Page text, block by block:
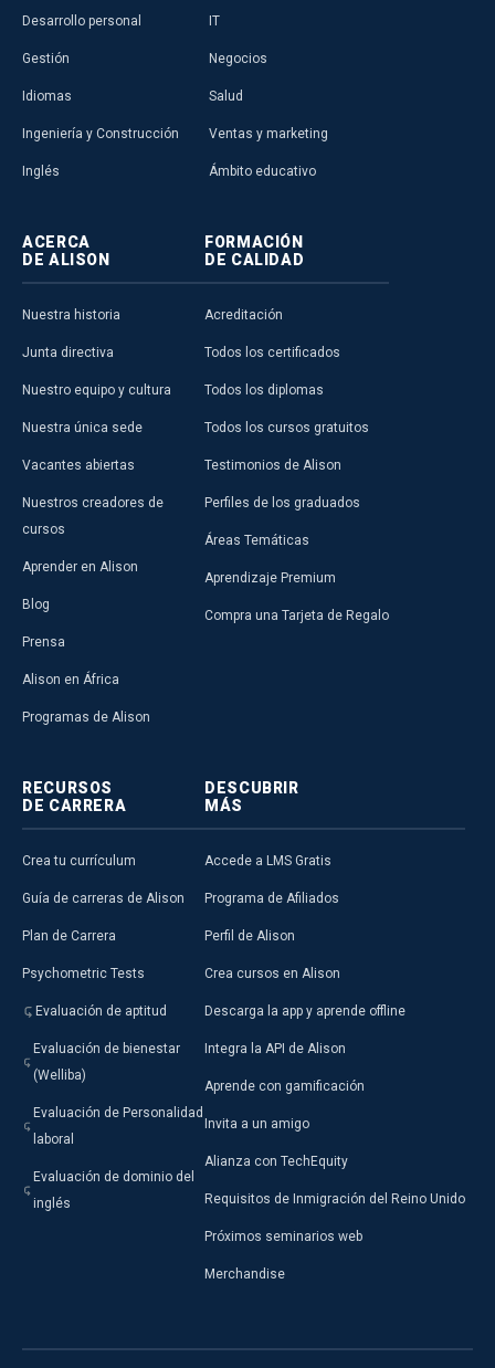
Desarrollo personal
Gestión
Idiomas
Ingeniería y Construcción
Inglés
IT
Negocios
Salud
Ventas y marketing
Ámbito educativo
ACERCA
DE ALISON
Nuestra historia
Junta directiva
Nuestro equipo y cultura
Nuestra única sede
Vacantes abiertas
Nuestros creadores de
cursos
Aprender en Alison
Blog
Prensa
Alison en África
Programas de Alison
FORMACIÓN
DE CALIDAD
Acreditación
Todos los certificados
Todos los diplomas
Todos los cursos gratuitos
Testimonios de Alison
Perfiles de los graduados
Áreas Temáticas
Aprendizaje Premium
Compra una Tarjeta de Regalo
RECURSOS
DE CARRERA
Crea tu currículum
Guía de carreras de Alison
Plan de Carrera
Psychometric Tests
Evaluación de aptitud
Evaluación de bienestar
(Welliba)
Evaluación de Personalidad
laboral
Evaluación de dominio del
inglés
DESCUBRIR
MÁS
Accede a LMS Gratis
Programa de Afiliados
Perfil de Alison
Crea cursos en Alison
Descarga la app y aprende offline
Integra la API de Alison
Aprende con gamificación
Invita a un amigo
Alianza con TechEquity
Requisitos de Inmigración del Reino Unido
Próximos seminarios web
Merchandise